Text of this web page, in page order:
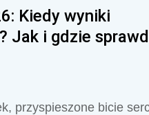
Kiedy wyniki
Jak i gdzie
przyspieszone bicie